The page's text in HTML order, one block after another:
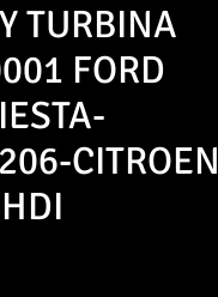
TURBINA
FORD
CITROEN